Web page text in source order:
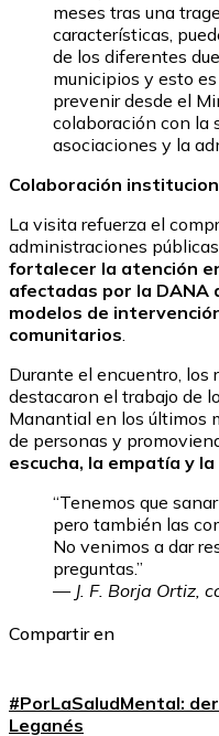
meses tras una
características,
de los diferentes
municipios y esto
prevenir desde el
colaboración con la
asociaciones y la
Colaboración
La visita refuerza el
administraciones
fortalecer la atención
afectadas por la DANA
modelos de
comunitarios.
Durante el encuentro,
destacaron el trabajo de
Manantial en los últimos
de personas y
escucha, la empatía y
“Tenemos que
pero también las
No venimos a dar
preguntas.”
— J. F. Borja Ortiz,
Compartir en
#PorLaSaludMental:
Leganés